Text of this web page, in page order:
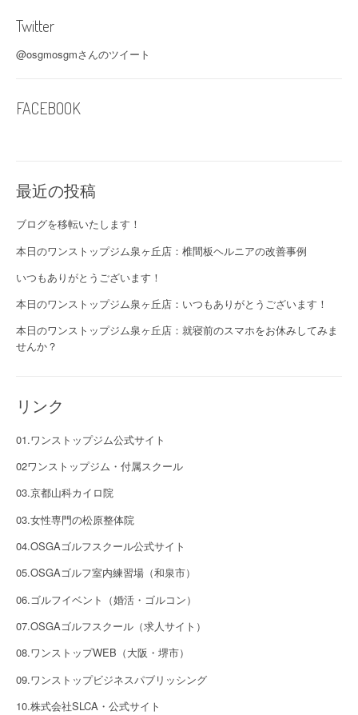
Twitter
@osgmosgmさんのツイート
FACEBOOK
最近の投稿
ブログを移転いたします！
本日のワンストップジム泉ヶ丘店：椎間板ヘルニアの改善事例
いつもありがとうございます！
本日のワンストップジム泉ヶ丘店：いつもありがとうございます！
本日のワンストップジム泉ヶ丘店：就寝前のスマホをお休みしてみま
せんか？
リンク
01.ワンストップジム公式サイト
02ワンストップジム・付属スクール
03.京都山科カイロ院
03.女性専門の松原整体院
04.OSGAゴルフスクール公式サイト
05.OSGAゴルフ室内練習場（和泉市）
06.ゴルフイベント（婚活・ゴルコン）
07.OSGAゴルフスクール（求人サイト）
08.ワンストップWEB（大阪・堺市）
09.ワンストップビジネスパブリッシング
10.株式会社SLCA・公式サイト